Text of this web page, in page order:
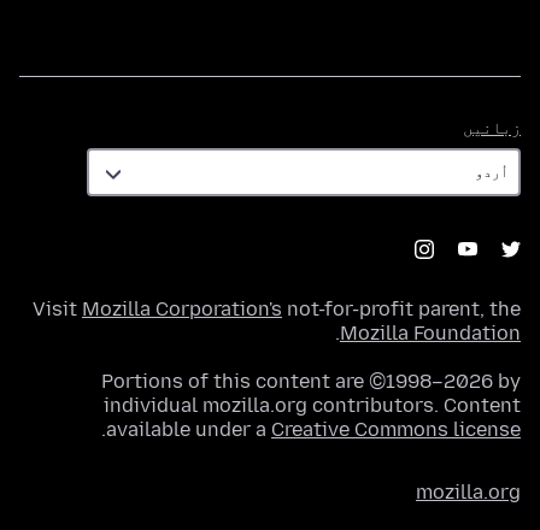
زبانیں
Visit Mozilla Corporation's not-for-profit parent, the
Mozilla Foundation
.
Portions of this content are ©1998–2026 by
individual mozilla.org contributors. Content
available under a Creative Commons license
.
mozilla.org